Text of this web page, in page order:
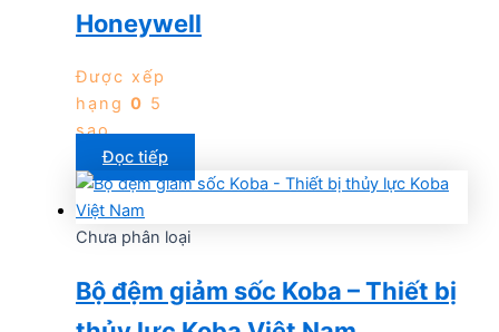
Honeywell
Được xếp
hạng 0 5
sao
Đọc tiếp
Chưa phân loại
Bộ đệm giảm sốc Koba – Thiết bị